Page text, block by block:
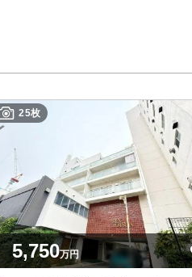
25枚
5,750万円